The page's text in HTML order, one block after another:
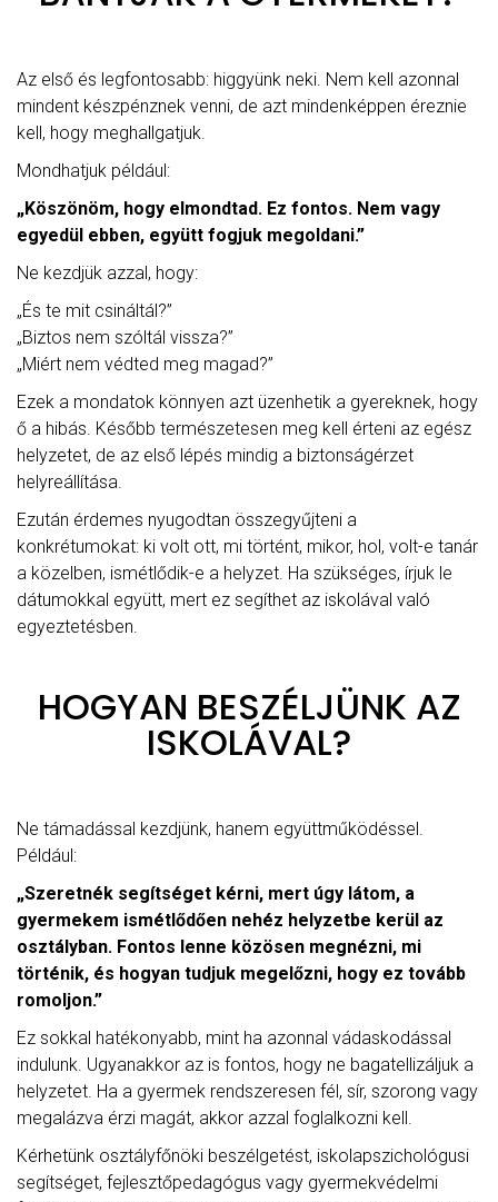
Az első és legfontosabb: higgyünk neki. Nem kell azonnal
mindent készpénznek venni, de azt mindenképpen éreznie
kell, hogy meghallgatjuk.
Mondhatjuk például:
„Köszönöm, hogy elmondtad. Ez fontos. Nem vagy
egyedül ebben, együtt fogjuk megoldani.”
Ne kezdjük azzal, hogy:
„És te mit csináltál?”
„Biztos nem szóltál vissza?”
„Miért nem védted meg magad?”
Ezek a mondatok könnyen azt üzenhetik a gyereknek, hogy
ő a hibás. Később természetesen meg kell érteni az egész
helyzetet, de az első lépés mindig a biztonságérzet
helyreállítása.
Ezután érdemes nyugodtan összegyűjteni a
konkrétumokat: ki volt ott, mi történt, mikor, hol, volt-e tanár
a közelben, ismétlődik-e a helyzet. Ha szükséges, írjuk le
dátumokkal együtt, mert ez segíthet az iskolával való
egyeztetésben.
HOGYAN BESZÉLJÜNK AZ
ISKOLÁVAL?
Ne támadással kezdjünk, hanem együttműködéssel.
Például:
„Szeretnék segítséget kérni, mert úgy látom, a
gyermekem ismétlődően nehéz helyzetbe kerül az
osztályban. Fontos lenne közösen megnézni, mi
történik, és hogyan tudjuk megelőzni, hogy ez tovább
romoljon.”
Ez sokkal hatékonyabb, mint ha azonnal vádaskodással
indulunk. Ugyanakkor az is fontos, hogy ne bagatellizáljuk a
helyzetet. Ha a gyermek rendszeresen fél, sír, szorong vagy
megalázva érzi magát, akkor azzal foglalkozni kell.
Kérhetünk osztályfőnöki beszélgetést, iskolapszichológusi
segítséget, fejlesztőpedagógus vagy gyermekvédelmi